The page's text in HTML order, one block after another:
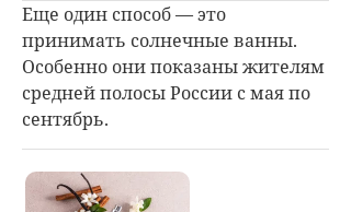
Еще один способ — это
принимать солнечные ванны.
Особенно они показаны жителям
средней полосы России с мая по
сентябрь.